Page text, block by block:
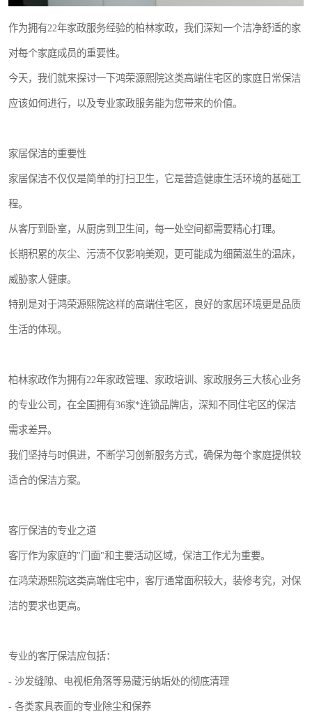
作为拥有22年家政服务经验的柏林家政，我们深知一个洁净舒适的家
对每个家庭成员的重要性。
今天，我们就来探讨一下鸿荣源熙院这类高端住宅区的家庭日常保洁
应该如何进行，以及专业家政服务能为您带来的价值。
家居保洁的重要性
家居保洁不仅仅是简单的打扫卫生，它是营造健康生活环境的基础工
程。
从客厅到卧室，从厨房到卫生间，每一处空间都需要精心打理。
长期积累的灰尘、污渍不仅影响美观，更可能成为细菌滋生的温床，
威胁家人健康。
特别是对于鸿荣源熙院这样的高端住宅区，良好的家居环境更是品质
生活的体现。
柏林家政作为拥有22年家政管理、家政培训、家政服务三大核心业务
的专业公司，在全国拥有36家*连锁品牌店，深知不同住宅区的保洁
需求差异。
我们坚持与时俱进，不断学习创新服务方式，确保为每个家庭提供较
适合的保洁方案。
客厅保洁的专业之道
客厅作为家庭的"门面"和主要活动区域，保洁工作尤为重要。
在鸿荣源熙院这类高端住宅中，客厅通常面积较大，装修考究，对保
洁的要求也更高。
专业的客厅保洁应包括：
- 沙发缝隙、电视柜角落等易藏污纳垢处的彻底清理
- 各类家具表面的专业除尘和保养